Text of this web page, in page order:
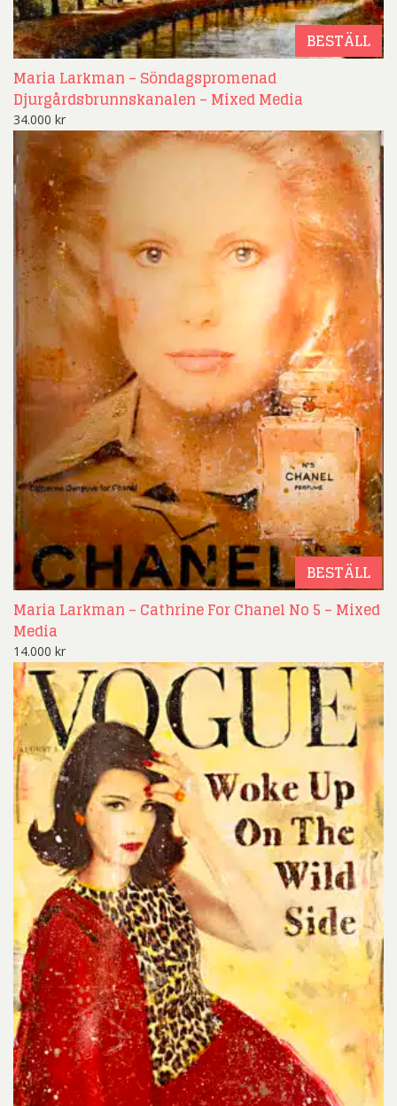
BESTÄLL
Maria Larkman – Söndagspromenad
Djurgårdsbrunnskanalen – Mixed Media
34.000 kr
BESTÄLL
Maria Larkman – Cathrine For Chanel No 5 – Mixed
Media
14.000 kr